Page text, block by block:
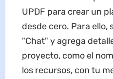
UPDF para crear un
desde cero. Para ello,
"Chat" y agrega
proyecto, como el
los recursos, con tu